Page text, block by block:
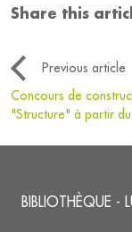
Share this
Previous article
Concours de
"Structure" à partir
BIBLIOTHÈQUE -